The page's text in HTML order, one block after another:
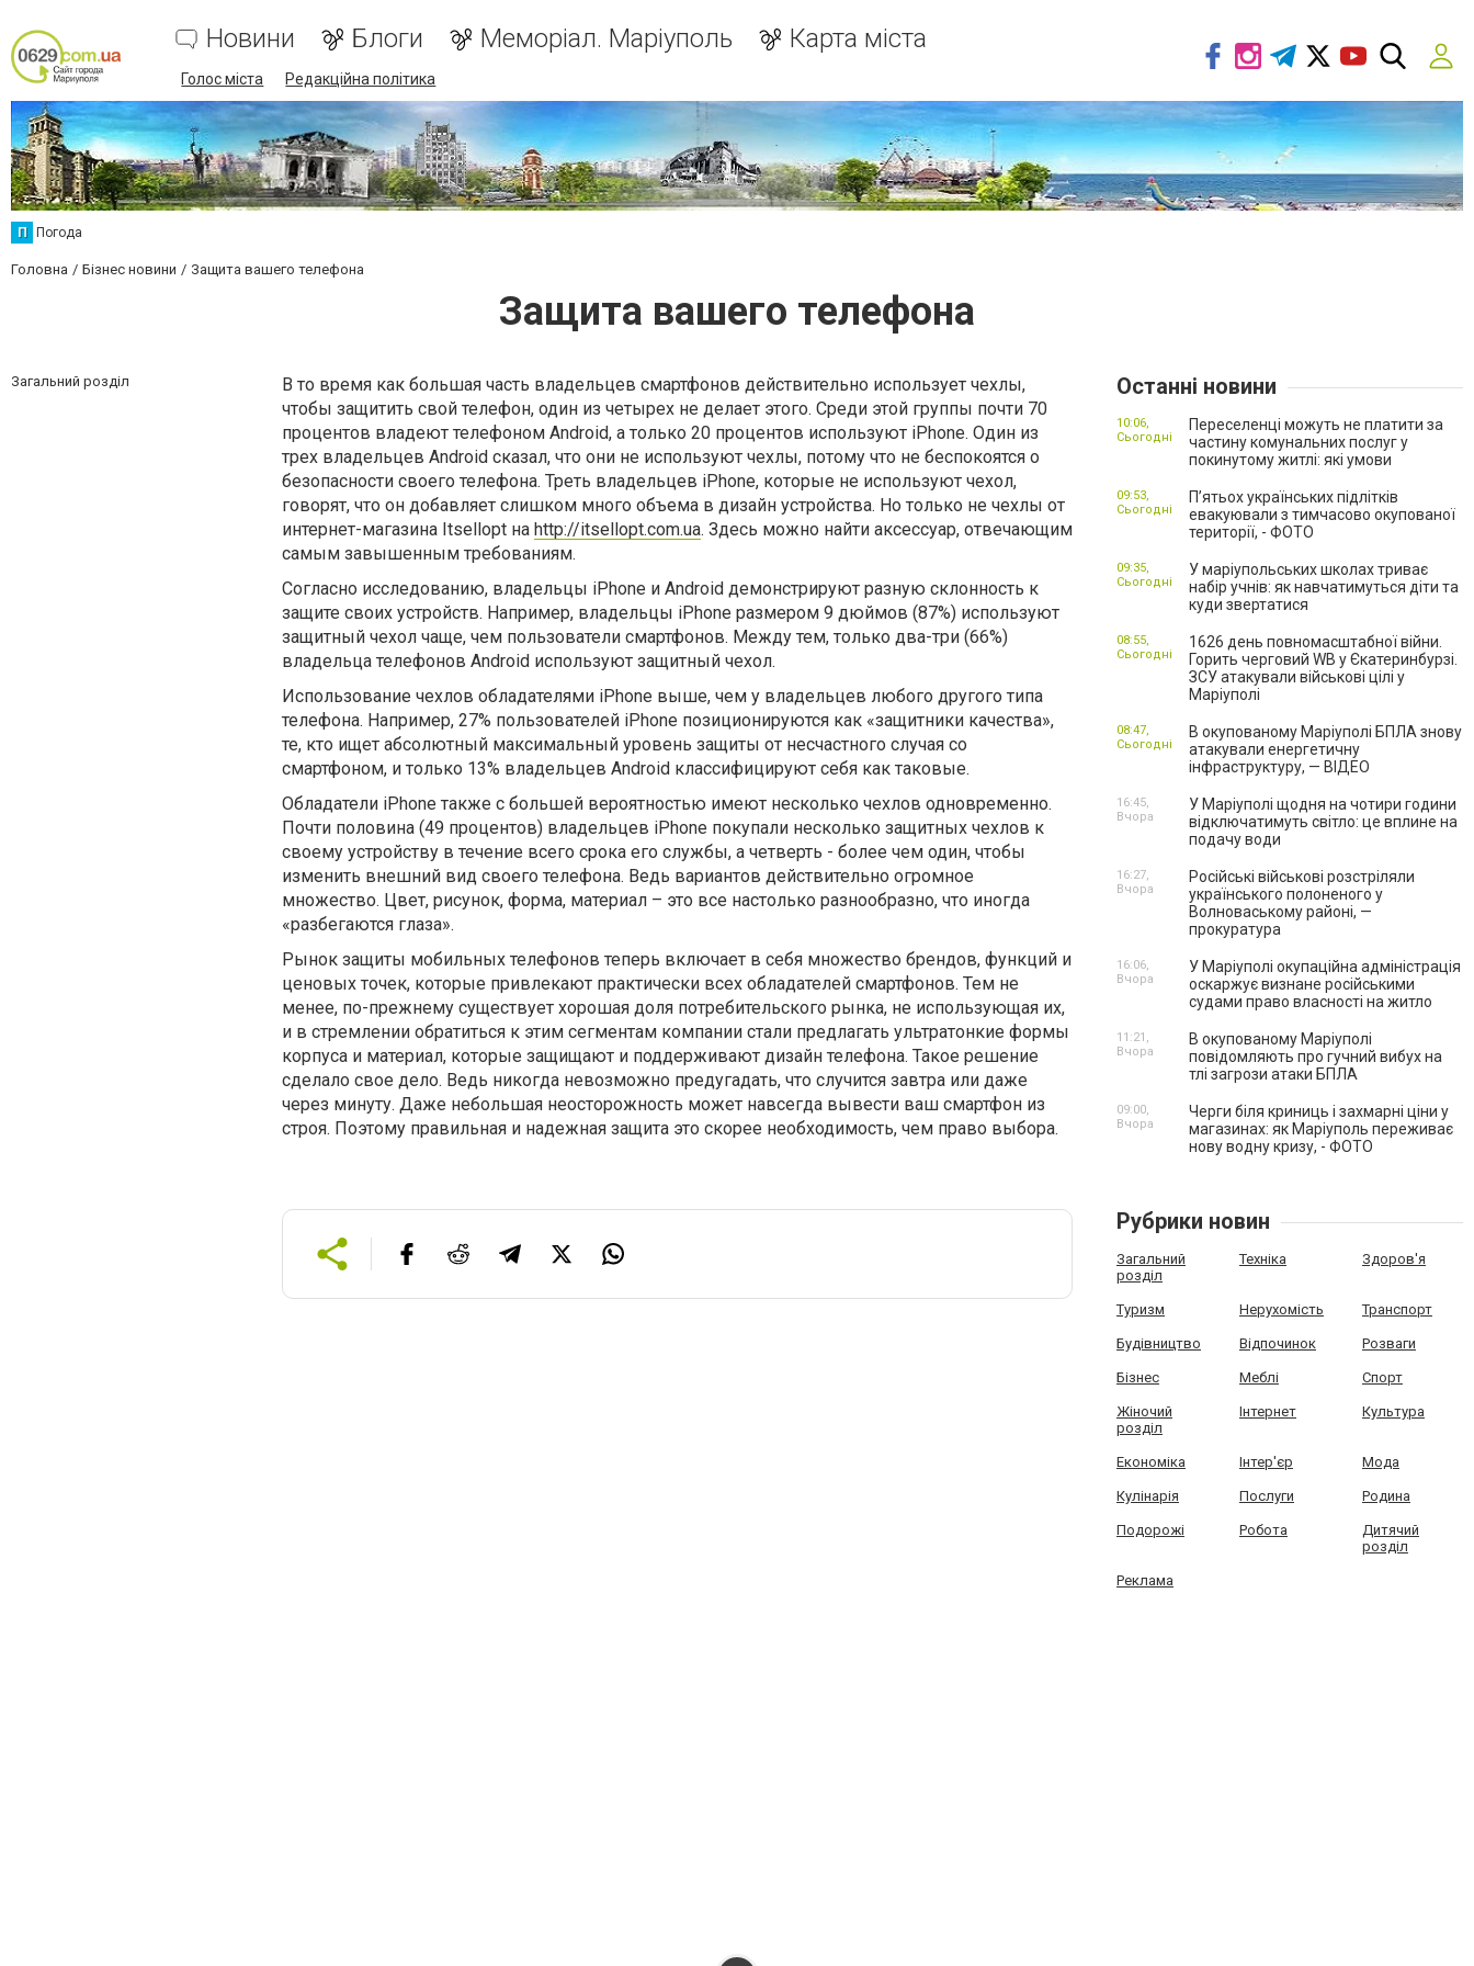
Новини Блоги Меморіал. Маріуполь Карта міста
Голос міста Редакційна політика
П Погода
Головна Бізнес новини Защита вашего телефона
Защита вашего телефона
Загальний розділ
В то время как большая часть владельцев смартфонов действительно использует чехлы,
чтобы защитить свой телефон, один из четырех не делает этого. Среди этой группы почти 70
процентов владеют телефоном Android, а только 20 процентов используют iPhone. Один из
трех владельцев Android сказал, что они не используют чехлы, потому что не беспокоятся о
безопасности своего телефона. Треть владельцев iPhone, которые не используют чехол,
говорят, что он добавляет слишком много объема в дизайн устройства. Но только не чехлы от
интернет-магазина Itsellopt на http://itsellopt.com.ua. Здесь можно найти аксессуар, отвечающим
самым завышенным требованиям.
Согласно исследованию, владельцы iPhone и Android демонстрируют разную склонность к
защите своих устройств. Например, владельцы iPhone размером 9 дюймов (87%) используют
защитный чехол чаще, чем пользователи смартфонов. Между тем, только два-три (66%)
владельца телефонов Android используют защитный чехол.
Использование чехлов обладателями iPhone выше, чем у владельцев любого другого типа
телефона. Например, 27% пользователей iPhone позиционируются как «защитники качества»,
те, кто ищет абсолютный максимальный уровень защиты от несчастного случая со
смартфоном, и только 13% владельцев Android классифицируют себя как таковые.
Обладатели iPhone также с большей вероятностью имеют несколько чехлов одновременно.
Почти половина (49 процентов) владельцев iPhone покупали несколько защитных чехлов к
своему устройству в течение всего срока его службы, а четверть - более чем один, чтобы
изменить внешний вид своего телефона. Ведь вариантов действительно огромное
множество. Цвет, рисунок, форма, материал – это все настолько разнообразно, что иногда
«разбегаются глаза».
Рынок защиты мобильных телефонов теперь включает в себя множество брендов, функций и
ценовых точек, которые привлекают практически всех обладателей смартфонов. Тем не
менее, по-прежнему существует хорошая доля потребительского рынка, не использующая их,
и в стремлении обратиться к этим сегментам компании стали предлагать ультратонкие формы
корпуса и материал, которые защищают и поддерживают дизайн телефона. Такое решение
сделало свое дело. Ведь никогда невозможно предугадать, что случится завтра или даже
через минуту. Даже небольшая неосторожность может навсегда вывести ваш смартфон из
строя. Поэтому правильная и надежная защита это скорее необходимость, чем право выбора.
Останні новини
Переселенці можуть не платити за
частину комунальних послуг у
покинутому житлі: які умови
10:06,
Сьогодні
П’ятьох українських підлітків
евакуювали з тимчасово окупованої
території, - ФОТО
09:53,
Сьогодні
У маріупольських школах триває
набір учнів: як навчатимуться діти та
куди звертатися
09:35,
Сьогодні
1626 день повномасштабної війни.
Горить черговий WB у Єкатеринбурзі.
ЗСУ атакували військові цілі у
Маріуполі
08:55,
Сьогодні
В окупованому Маріуполі БПЛА знову
атакували енергетичну
інфраструктуру, — ВІДЕО
08:47,
Сьогодні
У Маріуполі щодня на чотири години
відключатимуть світло: це вплине на
подачу води
16:45,
Вчора
Російські військові розстріляли
українського полоненого у
Волноваському районі, —
прокуратура
16:27,
Вчора
У Маріуполі окупаційна адміністрація
оскаржує визнане російськими
судами право власності на житло
16:06,
Вчора
В окупованому Маріуполі
повідомляють про гучний вибух на
тлі загрози атаки БПЛА
11:21,
Вчора
Черги біля криниць і захмарні ціни у
магазинах: як Маріуполь переживає
нову водну кризу, - ФОТО
09:00,
Вчора
Рубрики новин
Загальний
розділ
Техніка Здоров'я
Туризм Нерухомість Транспорт
Будівництво Відпочинок Розваги
Бізнес Меблі Спорт
Жіночий
розділ
Інтернет Культура
Економіка Інтер'єр Мода
Кулінарія Послуги Родина
Подорожі Робота
Дитячий
розділ
Реклама